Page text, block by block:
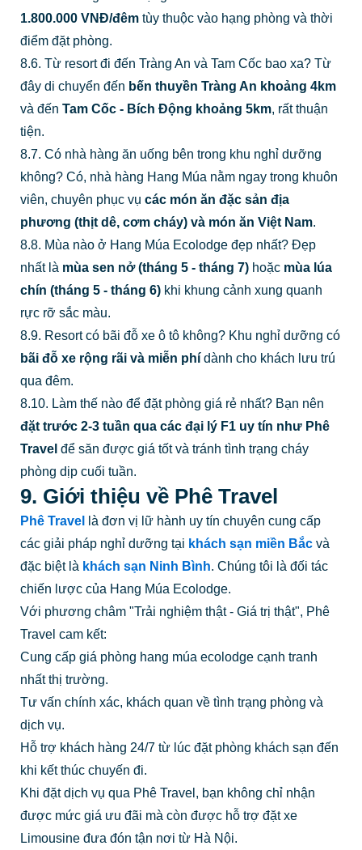
1.800.000 VNĐ/đêmtùy thuộc vào hạng phòng và thời
điểm đặt phòng.
8.6. Từ resort đi đến Tràng An và Tam Cốc bao xa? Từ
đây di chuyển đến bến thuyền Tràng An khoảng 4km
và đến Tam Cốc - Bích Động khoảng 5km, rất thuận
tiện.
8.7. Có nhà hàng ăn uống bên trong khu nghỉ dưỡng
không? Có, nhà hàng Hang Múa nằm ngay trong khuôn
viên, chuyên phục vụ các món ăn đặc sản địa
phương (thịt dê, cơm cháy) và món ăn Việt Nam.
8.8. Mùa nào ở Hang Múa Ecolodge đẹp nhất? Đẹp
nhất là mùa sen nở (tháng 5 - tháng 7)hoặc mùa lúa
chín (tháng 5 - tháng 6)khi khung cảnh xung quanh
rực rỡ sắc màu.
8.9. Resort có bãi đỗ xe ô tô không? Khu nghỉ dưỡng có
bãi đỗ xe rộng rãi và miễn phídành cho khách lưu trú
qua đêm.
8.10. Làm thế nào để đặt phòng giá rẻ nhất? Bạn nên
đặt trước 2-3 tuần qua các đại lý F1 uy tín như Phê
Travel để săn được giá tốt và tránh tình trạng cháy
phòng dịp cuối tuần.
9. Giới thiệu về Phê Travel
Phê Travel
là đơn vị lữ hành uy tín chuyên cung cấp
các giải pháp nghỉ dưỡng tại khách sạn miền Bắcvà
đặc biệt là khách sạn Ninh Bình. Chúng tôi là đối tác
chiến lược của Hang Múa Ecolodge.
Với phương châm "Trải nghiệm thật - Giá trị thật", Phê
Travel cam kết:
Cung cấp giá phòng hang múa ecolodge cạnh tranh
nhất thị trường.
Tư vấn chính xác, khách quan về tình trạng phòng và
dịch vụ.
Hỗ trợ khách hàng 24/7 từ lúc đặt phòng khách sạn đến
khi kết thúc chuyến đi.
Khi đặt dịch vụ qua Phê Travel, bạn không chỉ nhận
được mức giá ưu đãi mà còn được hỗ trợ đặt xe
Limousine đưa đón tận nơi từ Hà Nội.